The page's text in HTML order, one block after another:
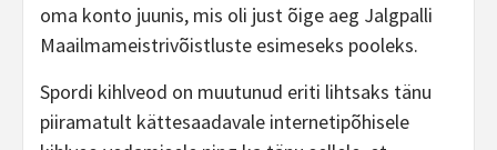
oma konto juunis, mis oli just õige aeg Jalgpalli
Maailmameistrivõistluste esimeseks pooleks.
Spordi kihlveod on muutunud eriti lihtsaks tänu
piiramatult kättesaadavale internetipõhisele